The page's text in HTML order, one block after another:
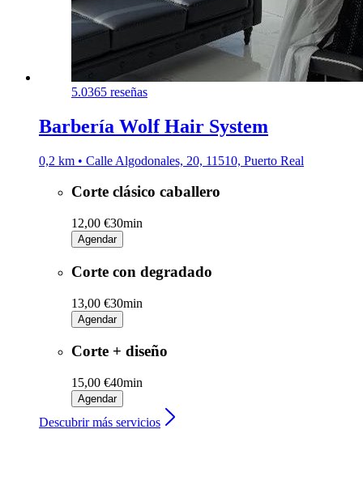
5.0365 reseñas
Barbería Wolf Hair System
0,2 km • Calle Algodonales, 20, 11510, Puerto Real
Corte clásico caballero
12,00 €30min
Agendar
Corte con degradado
13,00 €30min
Agendar
Corte + diseño
15,00 €40min
Agendar
Descubrir más servicios